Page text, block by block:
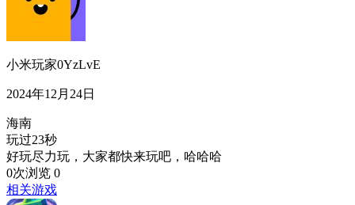
小米玩家0YzLvE
2024年12月24日
海南
玩过23秒
好玩尽力玩，大家都快来玩吧，哈哈哈
0次浏览 0
相关游戏